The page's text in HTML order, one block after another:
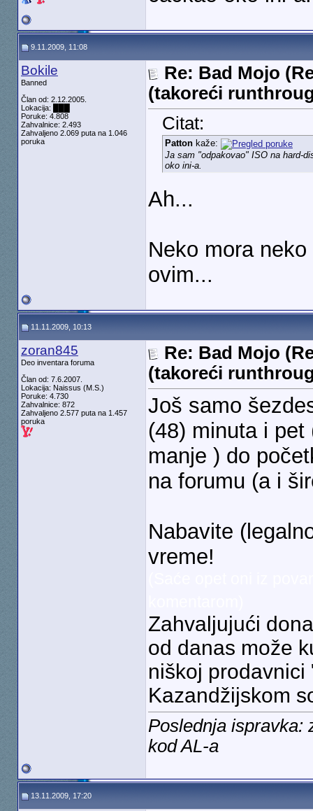
9.11.2009, 11:08
Bokile
Banned
Član od: 2.12.2005.
Lokacija: ███
Poruke: 4.808
Zahvalnice: 2.493
Zahvaljeno 2.069 puta na 1.046
poruka
Re: Bad Mojo
(takoreći
Citat:
Pattonkaže:
Ja sam "odpakovao" ISO na hard-
oko ini-a.
Ah...
Neko mora
ovim...
11.11.2009, 10:13
zoran845
Deo inventara foruma
Član od: 7.6.2007.
Lokacija: Naissus (M.S.)
Poruke: 4.730
Zahvalnice: 872
Zahvaljeno 2.577 puta na 1.457
poruka
Re: Bad Mojo
(takoreći
Još samo
(48) minuta i
manje ) do
na forumu (a i
Nabavite
vreme!
Zahvaljujući
od danas može
niškoj prodavnici
Kazandžijskom
Poslednja ispravka:
kod AL-a
13.11.2009, 17:20